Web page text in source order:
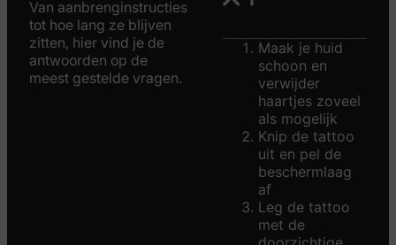
Van aanbrenginstructies
tot hoe lang ze blijven
zitten, hier vind je de
antwoorden op de
meest gestelde vragen.
Maak je huid
schoon en
verwijder
haartjes zoveel
als mogelijk
Knip de tattoo
uit en pel de
beschermlaag
af
Leg de tattoo
met de